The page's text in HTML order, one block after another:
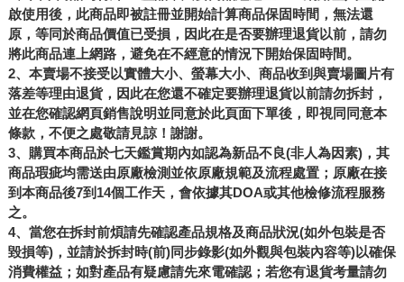
啟使用後，此商品即被註冊並開始計算商品保固時間，無法還
原，等同於商品價值已受損，因此在是否要辦理退貨以前，請勿
將此商品連上網路，避免在不經意的情況下開始保固時間。
2、 本賣場不接受以實體大小、螢幕大小、商品收到與賣場圖片有
落差等理由退貨，因此在您還不確定要辦理退貨以前請勿拆封，
並在您確認網頁銷售說明並同意於此頁面下單後，即視同同意本
條款，不便之處敬請見諒！謝謝。
3、 購買本商品於七天鑑賞期內如認為新品不良(非人為因素)，其
商品瑕疵均需送由原廠檢測並依原廠規範及流程處置；原廠在接
到本商品後7到14個工作天，會依據其DOA或其他檢修流程服務
之。
4、 當您在拆封前煩請先確認產品規格及商品狀況(如外包裝是否
毀損等)，並請於拆封時(前)同步錄影(如外觀與包裝內容等)以確保
消費權益；如對產品有疑慮請先來電確認；若您有退貨考量請勿